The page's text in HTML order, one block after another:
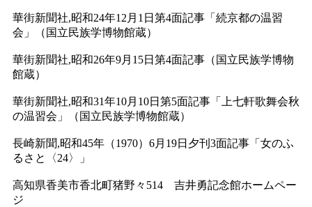
華街新聞社,昭和24年12月1日第4面記事「続京都の温習
会」（国立民族学博物館蔵）
華街新聞社,昭和26年9月15日第4面記事（国立民族学博物
館蔵）
華街新聞社,昭和31年10月10日第5面記事「上七軒歌舞会秋
の温習会」（国立民族学博物館蔵）
長崎新聞,昭和45年（1970）6月19日夕刊3面記事「女のふ
るさと〈24〉」
高知県香美市香北町猪野々514 吉井勇記念館ホームペー
ジ